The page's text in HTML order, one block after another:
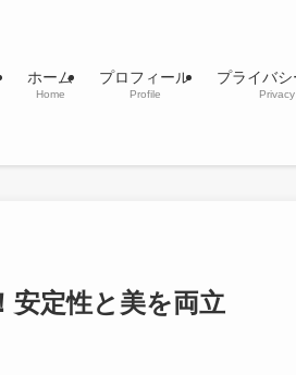
ホーム
Home
プロフィール
Profile
プライバ
安定性と美を両立